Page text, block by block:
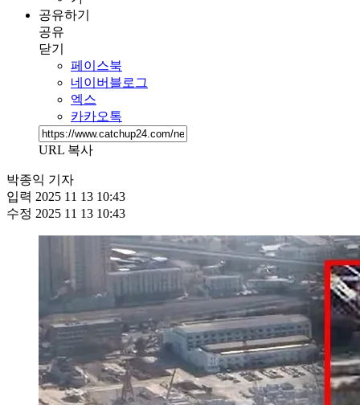
공유하기
공유
닫기
페이스북
네이버블로그
엑스
카카오톡
URL 복사
박종익 기자
입력 2025 11 13 10:43
수정 2025 11 13 10:43